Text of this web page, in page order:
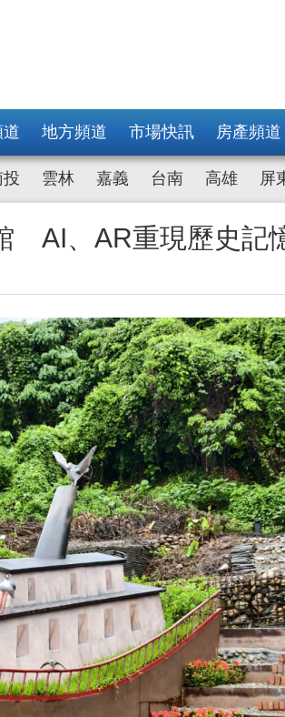
地方頻道 市場快訊 房產頻道
投 雲林 嘉義 台南 高雄 屏
AI、AR重現歷史記